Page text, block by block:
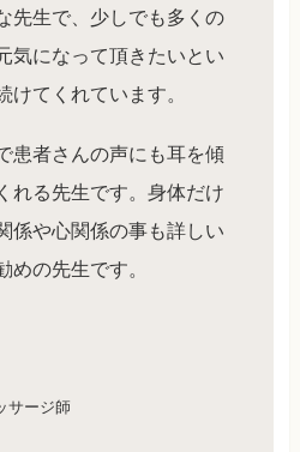
先生で、少しでも多くの
気になって頂きたいとい
けてくれています。
患者さんの声にも耳を傾
れる先生です。身体だけ
係や心関係の事も詳しい
めの先生です。
サージ師